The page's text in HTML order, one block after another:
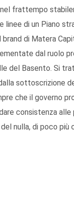
frattempo
linee di un Piano
di Matera
dal ruolo
del Basento. Si
sottoscrizione
che il governo
consistenza
nulla, di poco